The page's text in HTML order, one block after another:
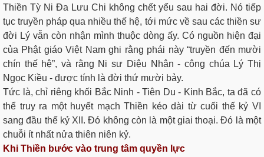
Thiền Tỳ Ni Đa Lưu Chi không chết yểu sau hai đời. Nó tiếp
tục truyền pháp qua nhiều thế hệ, tới mức về sau các thiền sư
đời Lý vẫn còn nhận mình thuộc dòng ấy. Có nguồn hiện đại
của Phật giáo Việt Nam ghi rằng phái này “truyền đến mười
chín thế hệ”, và rằng Ni sư Diệu Nhân - công chúa Lý Thị
Ngọc Kiều - được tính là đời thứ mười bảy.
Tức là, chỉ riêng khối Bắc Ninh - Tiên Du - Kinh Bắc, ta đã có
thể truy ra một huyết mạch Thiền kéo dài từ cuối thế kỷ VI
sang đầu thế kỷ XII. Đó không còn là một giai thoại. Đó là một
chuỗi ít nhất nửa thiên niên kỷ.
Khi Thiền bước vào trung tâm quyền lực